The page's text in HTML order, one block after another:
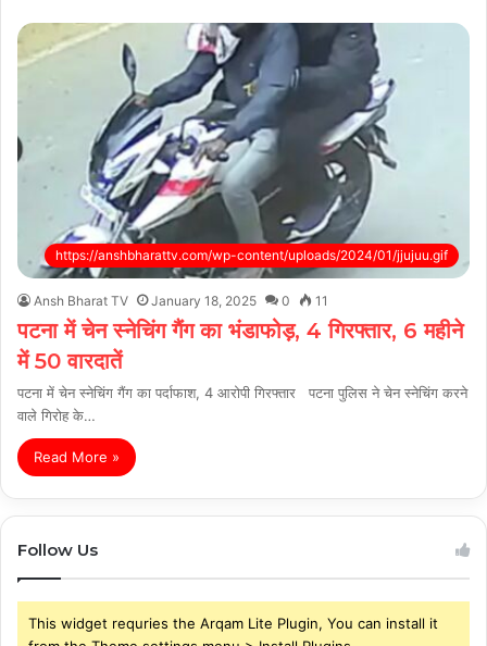
https://anshbharattv.com/wp-content/uploads/2024/01/jjujuu.gif
Ansh Bharat TV January 18, 2025 0 11
पटना में चेन स्नेचिंग गैंग का भंडाफोड़, 4 गिरफ्तार, 6 महीने
में 50 वारदातें
पटना में चेन स्नेचिंग गैंग का पर्दाफाश, 4 आरोपी गिरफ्तार पटना पुलिस ने चेन स्नेचिंग करने
वाले गिरोह के…
Read More »
Follow Us
This widget requries the Arqam Lite Plugin, You can install it